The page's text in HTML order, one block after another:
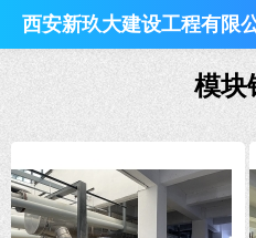
西安新玖大建设工程有限
模块